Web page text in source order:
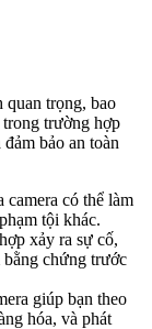
quan trọng, bao
trong trường hợp
bảo an toàn
camera có thể làm
tội khác.
xảy ra sự cố,
bằng chứng trước
giúp bạn theo
hóa, và phát